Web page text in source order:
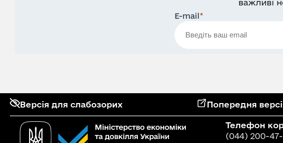
важливі
E-mail*
Версія для слабозорих Попередня
Телефон
(044) 200-